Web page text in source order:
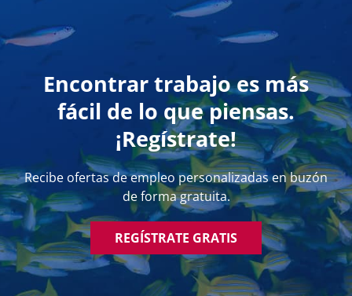
Encontrar trabajo es más
fácil de lo que piensas.
¡Regístrate!
Recibe ofertas de empleo personalizadas en buzón
de forma gratuita.
REGÍSTRATE GRATIS